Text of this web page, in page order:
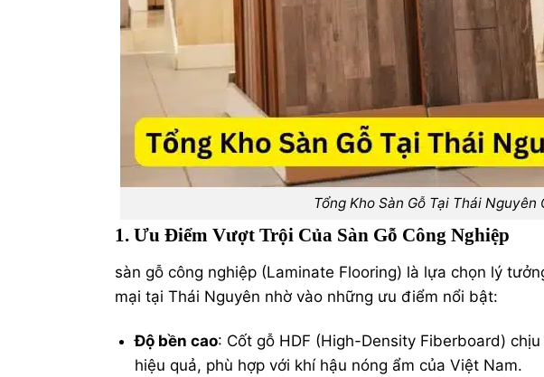
Tổng Kho Sàn Gỗ Tại Thái Nguyên
1. Ưu Điểm Vượt Trội Của Sàn Gỗ Công Nghiệp
sàn gỗ công nghiệp (Laminate Flooring) là lựa chọn lý
mại tại Thái Nguyên nhờ vào những ưu điểm nổi bật:
Độ bền cao: Cốt gỗ HDF (High-Density Fiberboard)
hiệu quả, phù hợp với khí hậu nóng ẩm của Việt Nam.